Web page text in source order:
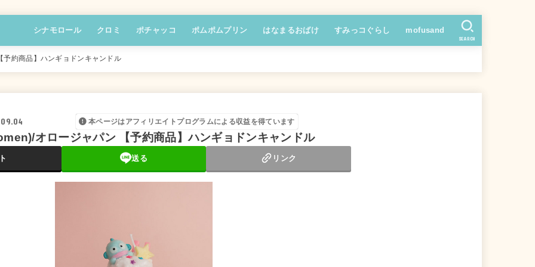
シナモロール クロミ ポチャッコ ポムポムプリン はなまるおばけ すみっコぐらし mofusand
SEARCH
約商品】ハンギョドンキャンドル
本ページはアフィリエイトプログラムによる収益を得ています
オロージャパン 【予約商品】ハンギョドンキャンドル
送る リンク